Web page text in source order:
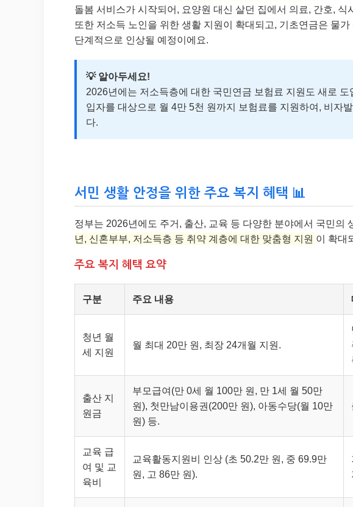
돌봄 서비스가 시작되어, 요양원 대신 살던 집에서 의료, 간호,
또한 저소득 노인을 위한 생활 지원이 확대되고, 기초연금은 물
단계적으로 인상될 예정이에요.
💡 알아두세요!
2026년에는 저소득층에 대한 국민연금 보험료 지원도 새로
입자를 대상으로 월 4만 5천 원까지 보험료를 지원하여, 비자
다.
서민 생활 안정을 위한 주요 복지 혜택 📊
정부는 2026년에도 주거, 출산, 교육 등 다양한 분야에서 국민의
년, 신혼부부, 저소득층 등 취약 계층에 대한 맞춤형 지원 이 확대
주요 복지 혜택 요약
구분 주요 내용
청년 월
세 지원
월 최대 20만 원, 최장 24개월 지원.
출산 지
원금
부모급여(만 0세 월 100만 원, 만 1세 월 50만
원), 첫만남이용권(200만 원), 아동수당(월 10만
원) 등.
교육 급
여 및 교
육비
교육활동지원비 인상 (초 50.2만 원, 중 69.9만
원, 고 86만 원).